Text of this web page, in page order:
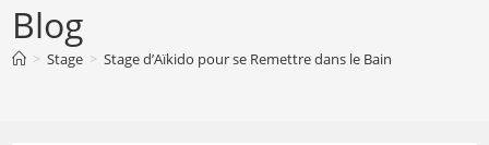
Blog
> Stage > Stage d’Aïkido pour se Remettre dans le Bain